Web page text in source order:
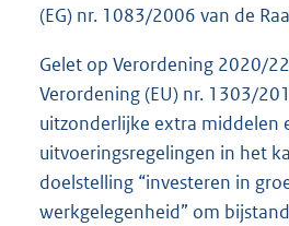
(EG) nr. 1083/2006 van de
Gelet op Verordening 2020/
Verordening (EU) nr. 1303/
uitzonderlijke extra middelen
uitvoeringsregelingen in het
doelstelling “investeren in
werkgelegenheid” om